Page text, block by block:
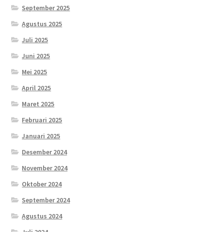
September 2025
Agustus 2025
Juli 2025
Juni 2025
Mei 2025
April 2025
Maret 2025
Februari 2025
Januari 2025
Desember 2024
November 2024
Oktober 2024
September 2024
Agustus 2024